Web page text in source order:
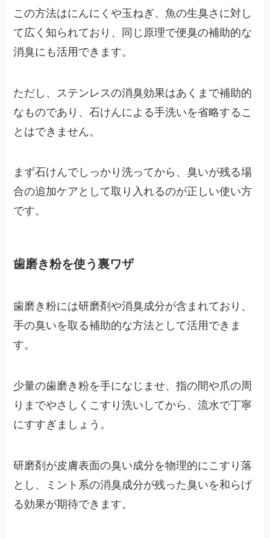
この方法はにんにくや玉ねぎ、魚の生臭さに対し
て広く知られており、同じ原理で便臭の補助的な
消臭にも活用できます。
ただし、ステンレスの消臭効果はあくまで補助的
なものであり、石けんによる手洗いを省略するこ
とはできません。
まず石けんでしっかり洗ってから、臭いが残る場
合の追加ケアとして取り入れるのが正しい使い方
です。
歯磨き粉を使う裏ワザ
歯磨き粉には研磨剤や消臭成分が含まれており、
手の臭いを取る補助的な方法として活用できま
す。
少量の歯磨き粉を手になじませ、指の間や爪の周
りまでやさしくこすり洗いしてから、流水で丁寧
にすすぎましょう。
研磨剤が皮膚表面の臭い成分を物理的にこすり落
とし、ミント系の消臭成分が残った臭いを和らげ
る効果が期待できます。